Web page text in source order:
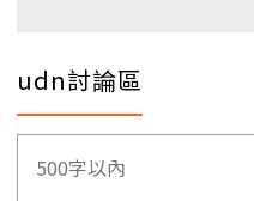
udn討論區